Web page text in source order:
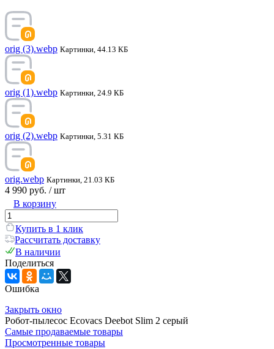
orig (3).webp Картинки, 44.13 КБ
orig (1).webp Картинки, 24.9 КБ
orig (2).webp Картинки, 5.31 КБ
orig.webp Картинки, 21.03 КБ
4 990 руб. / шт
В корзину
Купить в 1 клик
Рассчитать доставку
В наличии
Поделиться
Ошибка
Закрыть окно
Робот-пылесос Ecovacs Deebot Slim 2 серый
Самые продаваемые товары
Просмотренные товары